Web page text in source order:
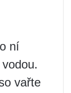
ní
vařte